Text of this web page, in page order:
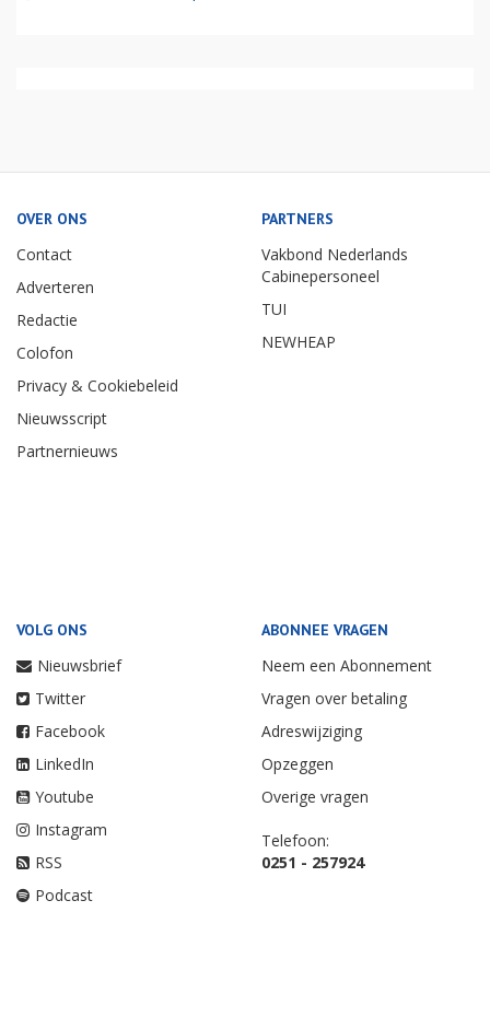
OVER ONS
Contact
Adverteren
Redactie
Colofon
Privacy & Cookiebeleid
Nieuwsscript
Partnernieuws
PARTNERS
Vakbond Nederlands
Cabinepersoneel
TUI
NEWHEAP
VOLG ONS
Nieuwsbrief
Twitter
Facebook
LinkedIn
Youtube
Instagram
RSS
Podcast
ABONNEE VRAGEN
Neem een Abonnement
Vragen over betaling
Adreswijziging
Opzeggen
Overige vragen
Telefoon:
0251 - 257924